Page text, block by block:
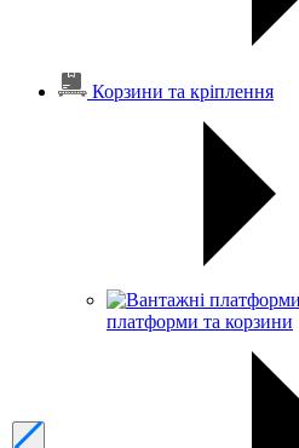
Корзини та кріплення
платформи та корзини